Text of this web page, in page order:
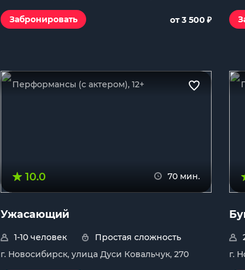
Забронировать от 3 500 ₽
Перформансы (с актером), 12+
10.0 70 мин.
Ужасающий
1-10 человек
Простая сложность
г. Новосибирск, улица Дуси Ковальчук, 270
г.